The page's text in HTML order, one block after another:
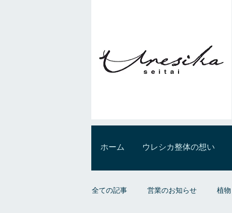
ホーム ウレシカ整体の想い
全ての記事 営業のお知らせ 植物